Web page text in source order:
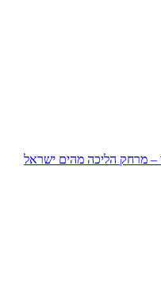
– מרחק הליכה מהים ישראל